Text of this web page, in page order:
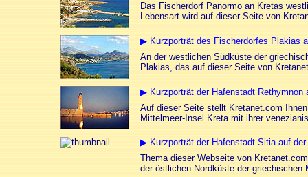
Das Fischerdorf Panormo an Kretas
Lebensart wird auf dieser Seite von
▶ Kurzporträt des Fischerdorfes Plakias
An der westlichen Südküste der
Plakias, das auf dieser Seite von
▶ Kurzporträt der Hafenstadt Rethymnon
Auf dieser Seite stellt Kretanet.com
Mittelmeer-Insel Kreta mit ihrer
▶ Kurzporträt der Hafenstadt Sitia auf
Thema dieser Webseite von
der östlichen Nordküste der griechischen